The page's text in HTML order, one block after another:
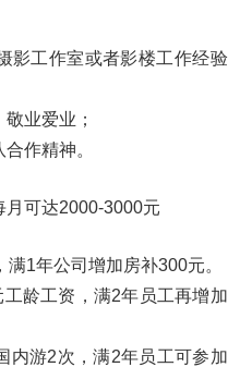
影工作室或者影楼工作经验
业爱业；
作精神。
月可达2000-3000元
1年公司增加房补300元。
龄工资，满2年员工再增加
内游2次，满2年员工可参加